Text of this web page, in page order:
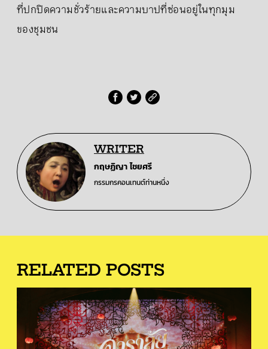
ที่ปกปิดความชั่วร้ายและความบาปที่ซ่อนอยู่ในทุกมุม
ของชุมชน
WRITER
กฤษฏิญา ไชยศรี
กรรมกรคอนเทนต์ท่านหนึ่ง
RELATED POSTS